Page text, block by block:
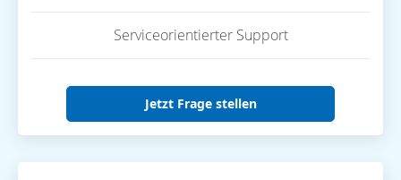
Serviceorientierter Support
Jetzt Frage stellen